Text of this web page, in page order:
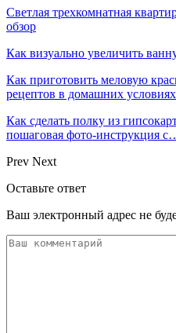
Светлая трехкомнатная
обзор
Как визуально увеличить
Как приготовить меловую
рецептов в домашних условиях
Как сделать полку из
пошаговая фото-инструкция
Prev Next
Оставьте ответ
Ваш электронный адрес не